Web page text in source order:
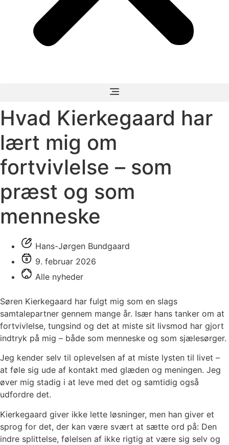
Hvad Kierkegaard har
lært mig om
fortvivlelse – som
præst og som
menneske
Hans-Jørgen Bundgaard
9. februar 2026
Alle nyheder
Søren Kierkegaard har fulgt mig som en slags
samtalepartner gennem mange år. Især hans tanker om at
fortvivlelse, tungsind og det at miste sit livsmod har gjort
indtryk på mig – både som menneske og som sjælesørger.
Jeg kender selv til oplevelsen af at miste lysten til livet –
at føle sig ude af kontakt med glæden og meningen. Jeg
øver mig stadig i at leve med det og samtidig også
udfordre det.
Kierkegaard giver ikke lette løsninger, men han giver et
sprog for det, der kan være svært at sætte ord på: Den
indre splittelse, følelsen af ikke rigtig at være sig selv og